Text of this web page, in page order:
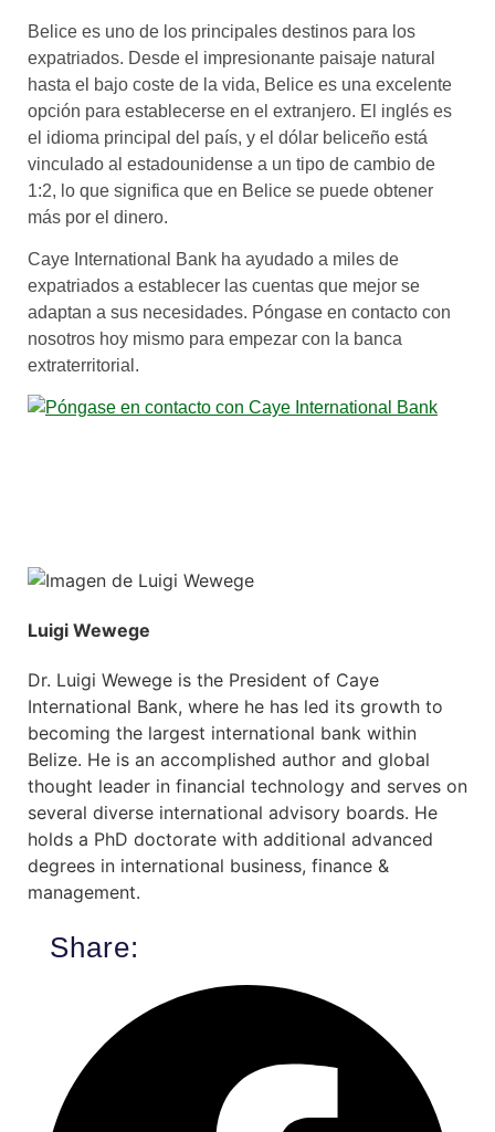
Belice es uno de los principales destinos para los
expatriados. Desde el impresionante paisaje natural
hasta el bajo coste de la vida, Belice es una excelente
opción para establecerse en el extranjero. El inglés es
el idioma principal del país, y el dólar beliceño está
vinculado al estadounidense a un tipo de cambio de
1:2, lo que significa que en Belice se puede obtener
más por el dinero.
Caye International Bank ha ayudado a miles de
expatriados a establecer las cuentas que mejor se
adaptan a sus necesidades. Póngase en contacto con
nosotros hoy mismo para empezar con la banca
extraterritorial.
Luigi Wewege
Dr. Luigi Wewege is the President of Caye
International Bank, where he has led its growth to
becoming the largest international bank within
Belize. He is an accomplished author and global
thought leader in financial technology and serves on
several diverse international advisory boards. He
holds a PhD doctorate with additional advanced
degrees in international business, finance &
management.
Share: